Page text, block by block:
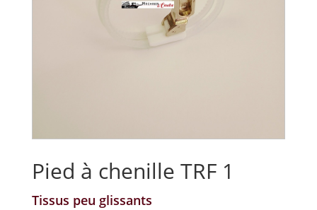
Pied à chenille TRF 1
Tissus peu glissants